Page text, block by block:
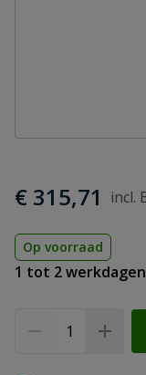
€ 315,71
Op voorraad
1 tot 2 werkdagen